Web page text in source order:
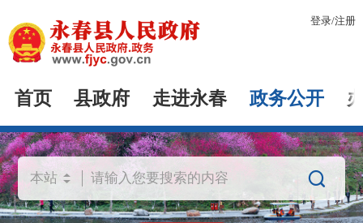
登录/注册
首页 县政府 走进永春 政务公开
